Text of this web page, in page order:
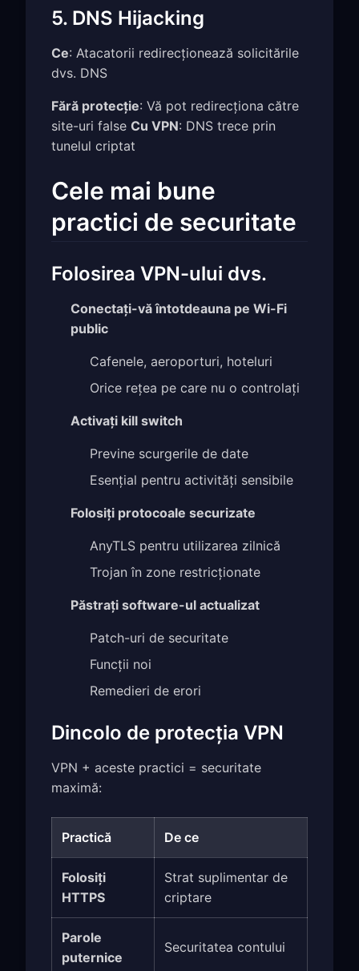
5. DNS Hijacking
Ce: Atacatorii redirecționează solicitările
dvs. DNS
Fără protecție: Vă pot redirecționa către
site-uri false Cu VPN: DNS trece prin
tunelul criptat
Cele mai bune
practici de securitate
Folosirea VPN-ului dvs.
Conectați-vă întotdeauna pe Wi-Fi
public
Cafenele, aeroporturi, hoteluri
Orice rețea pe care nu o controlați
Activați kill switch
Previne scurgerile de date
Esențial pentru activități sensibile
Folosiți protocoale securizate
AnyTLS pentru utilizarea zilnică
Trojan în zone restricționate
Păstrați software-ul actualizat
Patch-uri de securitate
Funcții noi
Remedieri de erori
Dincolo de protecția VPN
VPN + aceste practici = securitate
maximă:
Practică De ce
Folosiți
HTTPS
Strat suplimentar de
criptare
Parole
puternice
Securitatea contului